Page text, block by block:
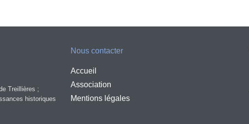
Treillières ;
historiques
Nous contacter
Accueil
Association
Mentions légales